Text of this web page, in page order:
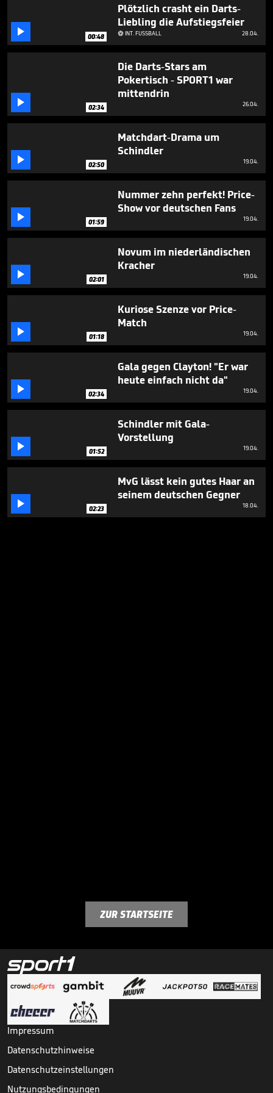
55
seconds
 00:48
Plötzlich crasht ein Darts-
Liebling die Aufstiegsfeier
INT. FUSSBALL 28.04.
 02:34
Die Darts-Stars am
Pokertisch - SPORT1 war
mittendrin
26.04.
 02:50
Matchdart-Drama um
Schindler
19.04.
 01:59
Nummer zehn perfekt! Price-
Show vor deutschen Fans
19.04.
 02:01
Novum im niederländischen
Kracher
19.04.
 01:18
Kuriose Szenze vor Price-
Match
19.04.
 02:34
Gala gegen Clayton! "Er war
heute einfach nicht da"
19.04.
 01:52
Schindler mit Gala-
Vorstellung
19.04.
 02:23
MvG lässt kein gutes Haar an
seinem deutschen Gegner
18.04.
ZUR STARTSEITE
Impressum
Datenschutzhinweise
Datenschutzeinstellungen
Nutzungsbedingungen